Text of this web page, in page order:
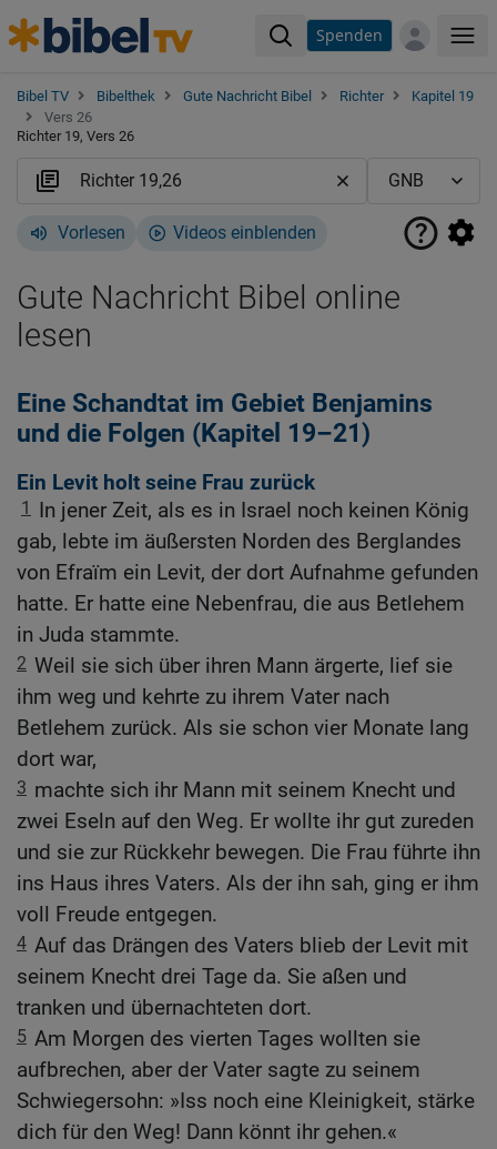
Spenden
Bibel TV Bibelthek Gute Nachricht Bibel Richter
Kapitel 19
Vers 26
Richter 19, Vers 26
Vorlesen Videos einblenden
Gute Nachricht Bibel online
lesen
Eine Schandtat im Gebiet Benjamins
und die Folgen (Kapitel 19–21)
Ein Levit holt seine Frau zurück
1
In jener Zeit, als es in Israel noch keinen König
gab, lebte im äußersten Norden des Berglandes
von Efraïm ein Levit, der dort Aufnahme gefunden
hatte. Er hatte eine Nebenfrau, die aus Betlehem
in Juda stammte.
2 Weil sie sich über ihren Mann ärgerte, lief sie
ihm weg und kehrte zu ihrem Vater nach
Betlehem zurück. Als sie schon vier Monate lang
dort war,
3 machte sich ihr Mann mit seinem Knecht und
zwei Eseln auf den Weg. Er wollte ihr gut zureden
und sie zur Rückkehr bewegen. Die Frau führte ihn
ins Haus ihres Vaters. Als der ihn sah, ging er ihm
voll Freude entgegen.
4 Auf das Drängen des Vaters blieb der Levit mit
seinem Knecht drei Tage da. Sie aßen und
tranken und übernachteten dort.
5 Am Morgen des vierten Tages wollten sie
aufbrechen, aber der Vater sagte zu seinem
Schwiegersohn: »Iss noch eine Kleinigkeit, stärke
dich für den Weg! Dann könnt ihr gehen.«